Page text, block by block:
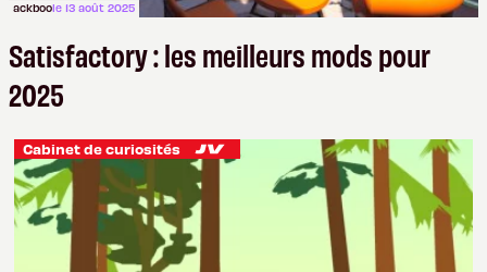
ackboole 13 août 2025
Satisfactory : les meilleurs mods pour
2025
Cabinet de curiosités